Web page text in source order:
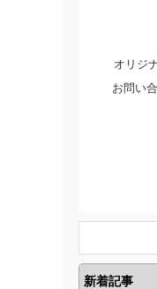
オリジ
お問い合
新着記事